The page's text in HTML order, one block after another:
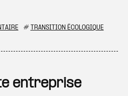
# TRANSITION ÉCOLOGIQUE
entreprise